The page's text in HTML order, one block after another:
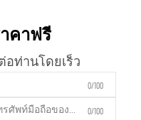
คาฟรี
อท่านโดยเร็ว
0/100
0/100